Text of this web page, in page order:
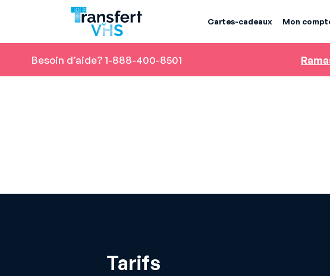
Cartes-cadeaux Mon
Besoin d’aide? 1-888-400-8501
Tarifs